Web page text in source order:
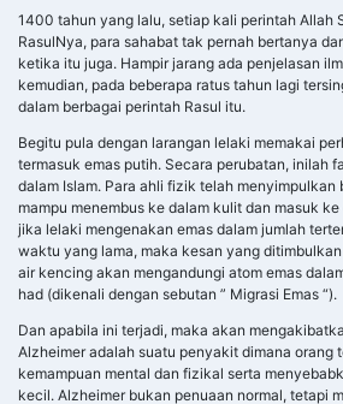
had (dikenali dengan sebutan ” Migrasi Emas “).
Dan apabila ini terjadi, maka akan
Alzheimer adalah suatu penyakit dimana orang
kemampuan mental dan fizikal serta
kecil. Alzheimer bukan penuaan normal, tetapi
paksaan atau terpaksa.
Dan mengapa Islam membolehkan wanita
Wanita tidak menderita masalah ini kerana
tersebut keluar dari tubuh wanita melalui
Fakta: Pakar perubatan di China telah membuat
Charged Gold Nanoparticles’ untuk mengubati
“Rahsia Kejayaan Emas
“Rahsia Kejayaan Emas
Zarah yg wujud dlm emas mampu menembus ke